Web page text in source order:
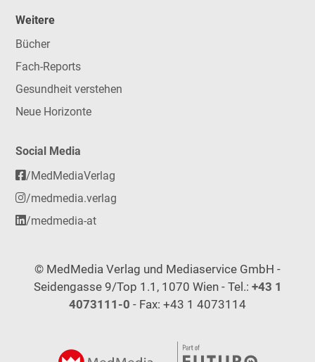
Weitere
Bücher
Fach-Reports
Gesundheit verstehen
Neue Horizonte
Social Media
/MedMediaVerlag
/medmedia.verlag
/medmedia-at
© MedMedia Verlag und Mediaservice GmbH -
Seidengasse 9/Top 1.1, 1070 Wien - Tel.: +43 1
4073111-0 - Fax: +43 1 4073114